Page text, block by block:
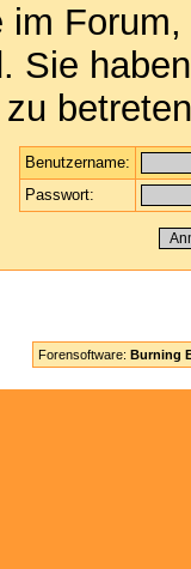
im
Sie
Benutzername:
Passwort:
Forensoftware: Burning